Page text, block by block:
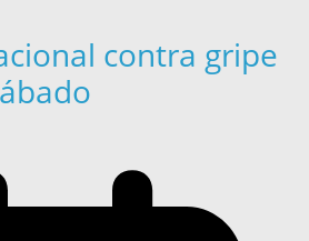
contra gripe